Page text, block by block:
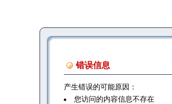
错误信息
产生错误的可能原因：
您访问的内容信息不存在